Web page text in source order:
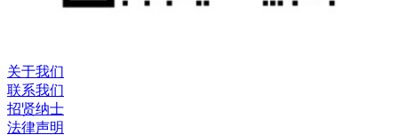
关于我们
联系我们
招贤纳士
法律声明